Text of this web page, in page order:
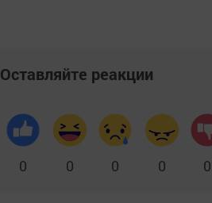
Оставляйте реакции
0 0 0 0 0